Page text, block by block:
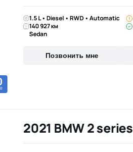
1.5 L • Diesel • RWD • Automatic
140 927 км
Sedan
Позвонить мне
2021 BMW 2 series